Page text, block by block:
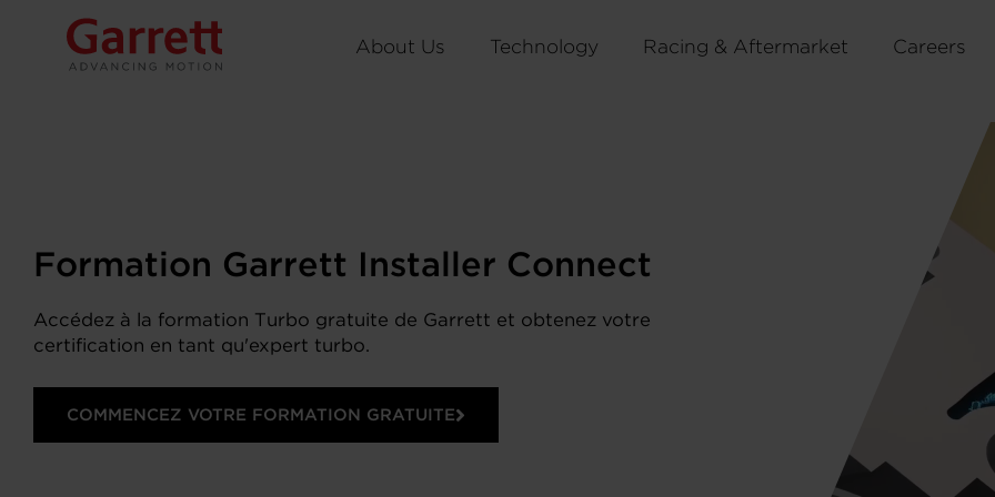
About Us Technology Racing & Aftermarket Careers
Formation Garrett Installer Connect
Accédez à la formation Turbo gratuite de Garrett et obtenez votre
certification en tant qu'expert turbo.
COMMENCEZ VOTRE FORMATION GRATUITE